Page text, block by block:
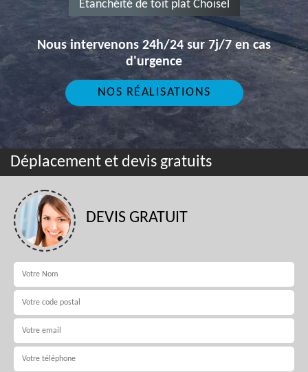
Etanchéité de toit plat Choisel
Nous intervenons 24h/24 sur 7j/7 en cas
d'urgence
NOS RÉALISATIONS
Déplacement et devis gratuits
DEVIS GRATUIT